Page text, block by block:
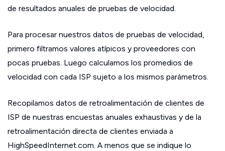
de resultados anuales de pruebas de velocidad.
Para procesar nuestros datos de pruebas de velocidad,
primero filtramos valores atípicos y proveedores con
pocas pruebas. Luego calculamos los promedios de
velocidad con cada ISP sujeto a los mismos parámetros.
Recopilamos datos de retroalimentación de clientes de
ISP de nuestras encuestas anuales exhaustivas y de la
retroalimentación directa de clientes enviada a
HighSpeedInternet.com. A menos que se indique lo